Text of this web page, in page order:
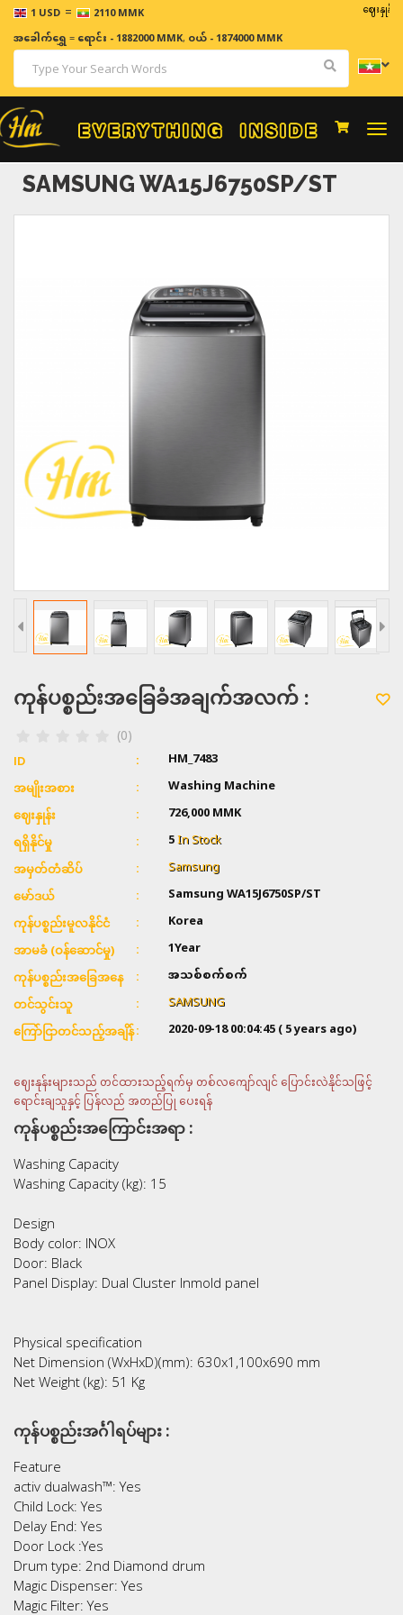
1 USD = 2110 MMK ဈေးနှုန်းမျ
အခေါက်ရွှေ=ရောင်း - 1882000 MMK, ဝယ် - 1874000 MMK
SAMSUNG WA15J6750SP/ST
ကုန်ပစ္စည်းအခြေခံအချက်အလက် :
(0)
ID HM_7483
အမျိုးအစား Washing Machine
ဈေးနှုန်း 726,000MMK
ရရှိနိုင်မှု 5In Stock
အမှတ်တံဆိပ် Samsung
မော်ဒယ် Samsung WA15J6750SP/ST
ကုန်ပစ္စည်းမူလနိုင်ငံ Korea
အာမခံ (ဝန်ဆောင်မှု) 1Year
ကုန်ပစ္စည်းအခြေအနေ အသစ်စက်စက်
တင်သွင်းသူ SAMSUNG
ကြော်ငြာတင်သည့်အချိန် 2020-09-18 00:04:45( 5 years ago)
ဈေးနုန်းများသည် တင်ထားသည့်ရက်မှ တစ်လကျော်လျင် ပြောင်းလဲနိုင်သဖြင့်
ရောင်းချသူနှင့် ပြန်လည် အတည်ပြု ပေးရန်
ကုန်ပစ္စည်းအကြောင်းအရာ :
Washing Capacity
Washing Capacity (kg): 15
Design
Body color: INOX
Door: Black
Panel Display: Dual Cluster Inmold panel
Physical specification
Net Dimension (WxHxD)(mm): 630x1,100x690 mm
Net Weight (kg): 51 Kg
ကုန်ပစ္စည်းအင်္ဂါရပ်များ :
Feature
activ dualwash™: Yes
Child Lock: Yes
Delay End: Yes
Door Lock :Yes
Drum type: 2nd Diamond drum
Magic Dispenser: Yes
Magic Filter: Yes